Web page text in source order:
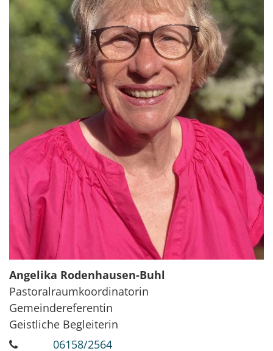
Angelika Rodenhausen-Buhl
Pastoralraumkoordinatorin
Gemeindereferentin
Geistliche Begleiterin
06158/2564